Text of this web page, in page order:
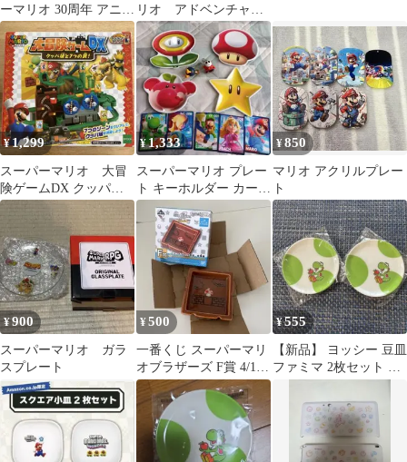
ーマリオ 30周年 アニバ
ーサリー メラミン プレ
ート
リオ アドベンチャー
陶磁器コレクション
プクプク 醤油皿
¥1,299
スーパーマリオ 大冒
険ゲームDX クッパ城
と7つの罠！ エポック
社 MARIO
¥1,333
スーパーマリオ プレー
ト キーホルダー カード
セット
¥850
マリオ アクリルプレー
ト
¥900
スーパーマリオ ガラ
スプレート
¥500
一番くじ スーパーマリ
オブラザーズ F賞 4/1レ
ンガブロック豆皿
¥555
【新品】 ヨッシー 豆皿
ファミマ 2枚セット ス